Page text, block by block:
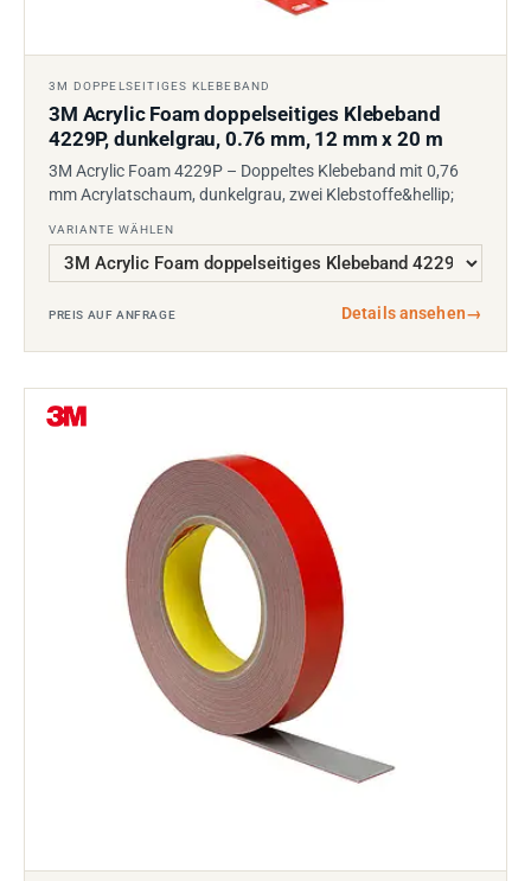
3M DOPPELSEITIGES KLEBEBAND
3M Acrylic Foam doppelseitiges Klebeband
4229P, dunkelgrau, 0.76 mm, 12 mm x 20 m
3M Acrylic Foam 4229P – Doppeltes Klebeband mit 0,76
mm Acrylatschaum, dunkelgrau, zwei Klebstoffe&hellip;
VARIANTE WÄHLEN
PREIS AUF ANFRAGE Details ansehen→